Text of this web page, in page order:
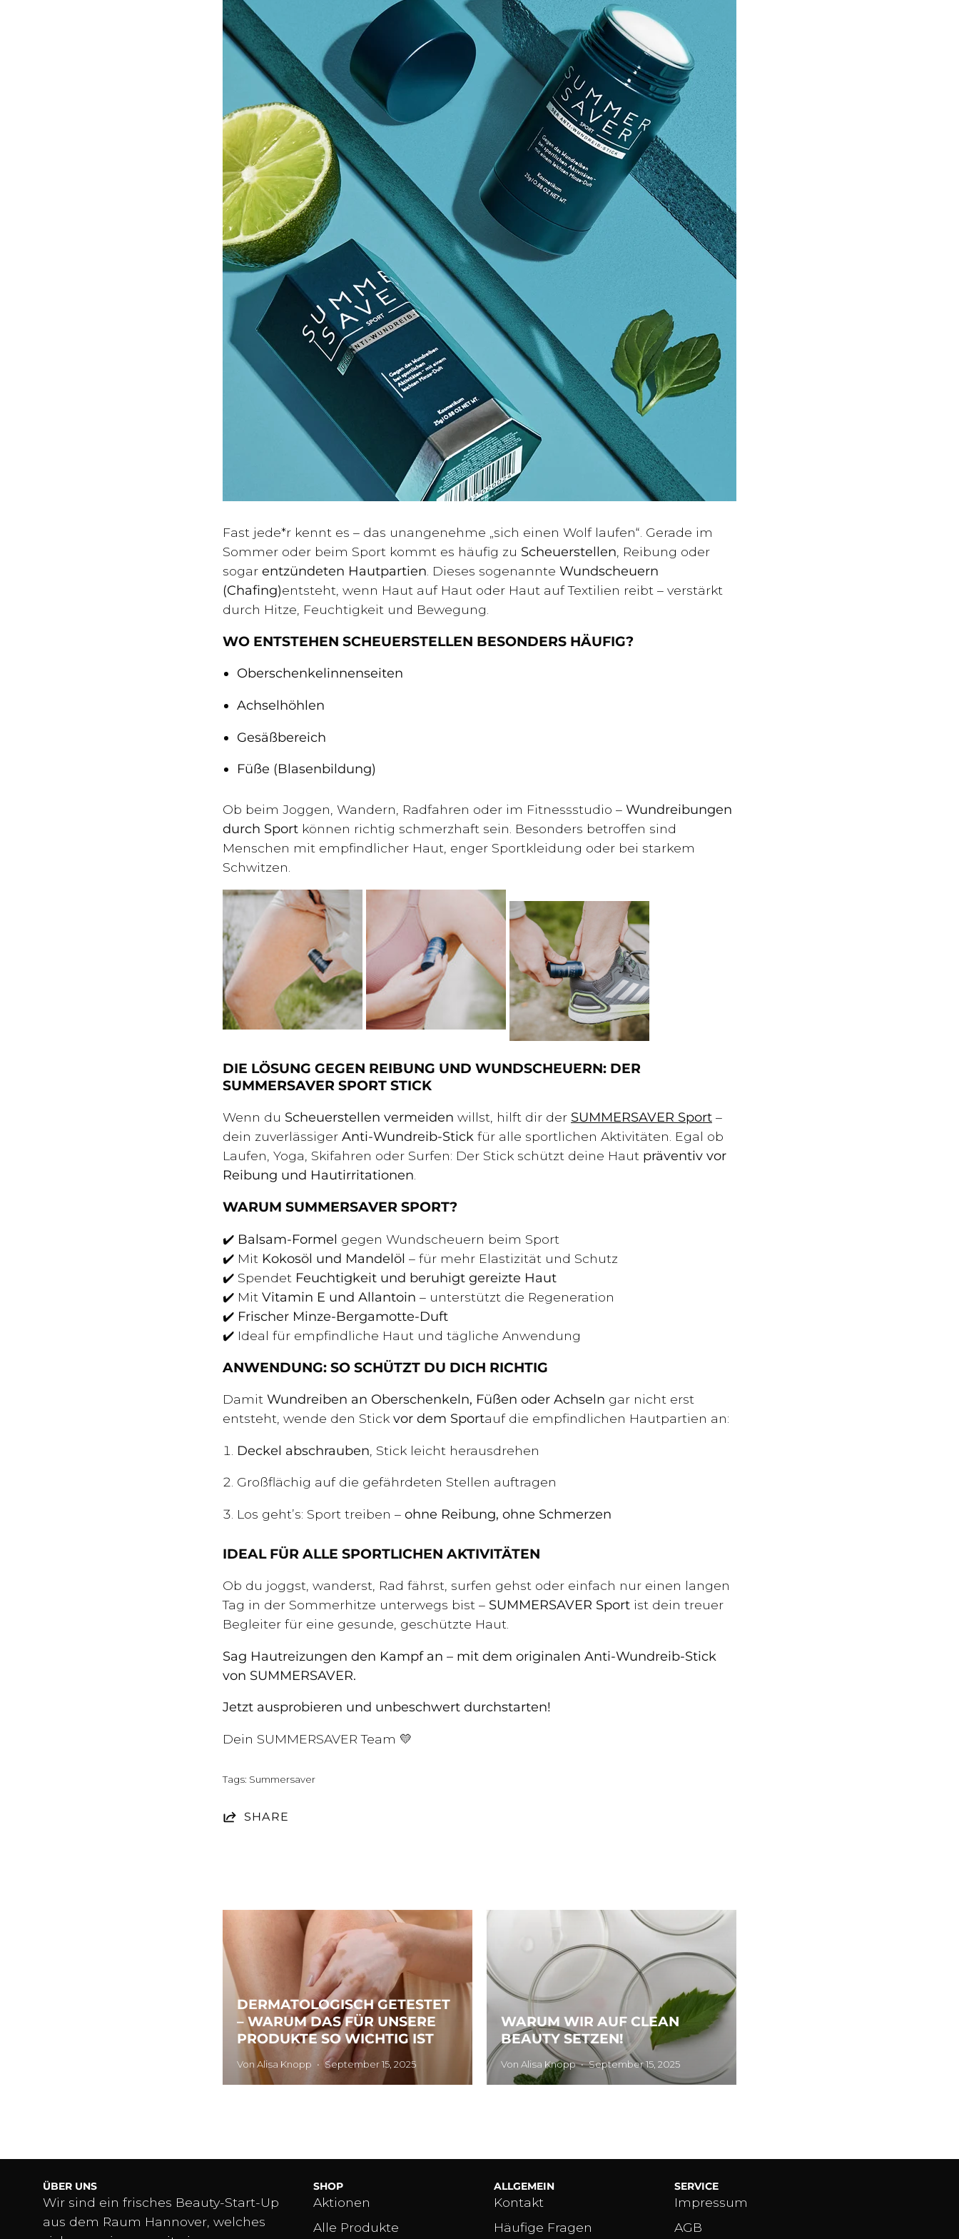
Fast jede*r kennt es – das unangenehme „sich einen Wolf laufen“. Gerade im
Sommer oder beim Sport kommt es häufig zu Scheuerstellen , Reibung oder
sogar entzündeten Hautpartien . Dieses sogenannte Wundscheuern
(Chafing)entsteht, wenn Haut auf Haut oder Haut auf Textilien reibt – verstärkt
durch Hitze, Feuchtigkeit und Bewegung.
WO ENTSTEHEN SCHEUERSTELLEN BESONDERS HÄUFIG?
Oberschenkelinnenseiten
Achselhöhlen
Gesäßbereich
Füße (Blasenbildung)
Ob beim Joggen, Wandern, Radfahren oder im Fitnessstudio – Wundreibungen
durch Sport können richtig schmerzhaft sein. Besonders betroffen sind
Menschen mit empfindlicher Haut, enger Sportkleidung oder bei starkem
Schwitzen.
DIE LÖSUNG GEGEN REIBUNG UND WUNDSCHEUERN: DER
SUMMERSAVER SPORT STICK
Wenn du Scheuerstellen vermeiden willst, hilft dir der SUMMERSAVER Sport –
dein zuverlässiger Anti-Wundreib-Stick für alle sportlichen Aktivitäten. Egal ob
Laufen, Yoga, Skifahren oder Surfen: Der Stick schützt deine Haut präventiv vor
Reibung und Hautirritationen.
WARUM SUMMERSAVER SPORT?
✔️ Balsam-Formel gegen Wundscheuern beim Sport
✔️ Mit Kokosöl und Mandelöl – für mehr Elastizität und Schutz
✔️ Spendet Feuchtigkeit und beruhigt gereizte Haut
✔️ Mit Vitamin E und Allantoin – unterstützt die Regeneration
✔️ Frischer Minze-Bergamotte-Duft
✔️ Ideal für empfindliche Haut und tägliche Anwendung
ANWENDUNG: SO SCHÜTZT DU DICH RICHTIG
Damit Wundreiben an Oberschenkeln, Füßen oder Achseln gar nicht erst
entsteht, wende den Stick vor dem Sportauf die empfindlichen Hautpartien an:
Deckel abschrauben , Stick leicht herausdrehen
Großflächig auf die gefährdeten Stellen auftragen
Los geht’s: Sport treiben – ohne Reibung, ohne Schmerzen
IDEAL FÜR ALLE SPORTLICHEN AKTIVITÄTEN
Ob du joggst, wanderst, Rad fährst, surfen gehst oder einfach nur einen langen
Tag in der Sommerhitze unterwegs bist – SUMMERSAVER Sport ist dein treuer
Begleiter für eine gesunde, geschützte Haut.
Sag Hautreizungen den Kampf an – mit dem originalen Anti-Wundreib-Stick
von SUMMERSAVER.
Jetzt ausprobieren und unbeschwert durchstarten!
Dein SUMMERSAVER Team 💛
Tags: Summersaver
SHARE
DERMATOLOGISCH GETESTET
– WARUM DAS FÜR UNSERE
PRODUKTE SO WICHTIG IST
Von Alisa Knopp September 15, 2025
WARUM WIR AUF CLEAN
BEAUTY SETZEN!
Von Alisa Knopp September 15, 2025
ÜBER UNS
Wir sind ein frisches Beauty-Start-Up
aus dem Raum Hannover, welches
SHOP
Aktionen
Alle Produkte
ALLGEMEIN
Kontakt
Häufige Fragen
SERVICE
Impressum
AGB